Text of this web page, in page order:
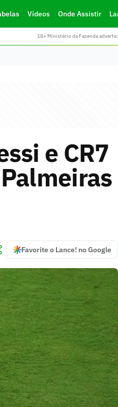
Vídeos Onde Assistir
18+ Ministério da Fazenda
e CR7
Favorite o Lance! no Google